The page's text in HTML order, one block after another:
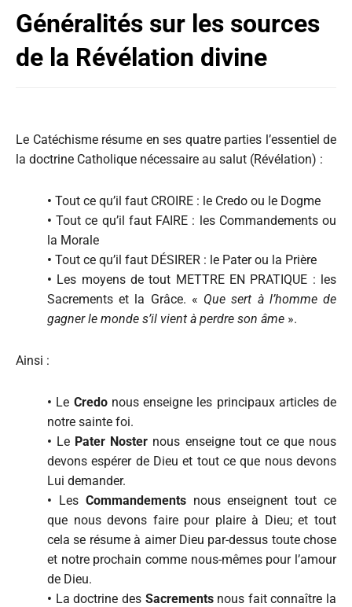
Généralités sur les sources
de la Révélation divine
Le Catéchisme résume en ses quatre parties l’essentiel de
la doctrine Catholique nécessaire au salut (Révélation) :
• Tout ce qu’il faut CROIRE : le Credo ou le Dogme
• Tout ce qu’il faut FAIRE : les Commandements ou
la Morale
• Tout ce qu’il faut DÉSIRER : le Pater ou la Prière
• Les moyens de tout METTRE EN PRATIQUE : les
Sacrements et la Grâce. « Que sert à l’homme de
gagner le monde s’il vient à perdre son âme ».
Ainsi :
• Le Credonous enseigne les principaux articles de
notre sainte foi.
• Le Pater Noster nous enseigne tout ce que nous
devons espérer de Dieu et tout ce que nous devons
Lui demander.
• Les Commandementsnous enseignent tout ce
que nous devons faire pour plaire à Dieu; et tout
cela se résume à aimer Dieu par-dessus toute chose
et notre prochain comme nous-mêmes pour l’amour
de Dieu.
• La doctrine des Sacrementsnous fait connaître la